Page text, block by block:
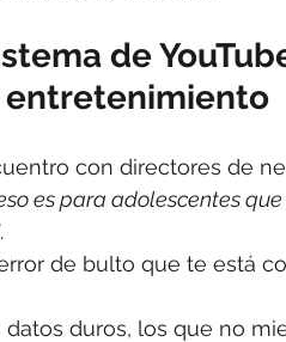
de
con directores de
es para adolescentes
.
error de bulto que te está
datos duros, los que no